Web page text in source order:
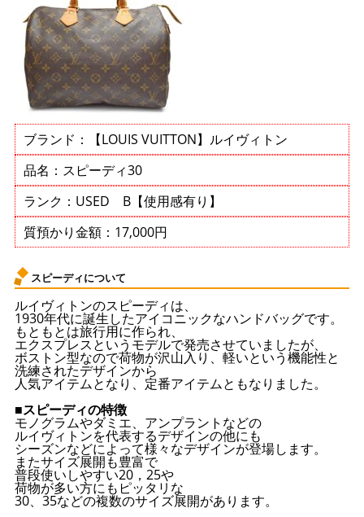
ブランド：【LOUIS VUITTON】ルイヴィトン
品名：スピーディ30
ランク：USED B【使用感有り】
質預かり金額：17,000円
スピーディについて
ルイヴィトンのスピーディは、
1930年代に誕生したアイコニックなハンドバッグです。
もともとは旅行用に作られ、
エクスプレスというモデルで発売させていましたが、
ボストン型なので荷物が沢山入り、軽いという機能性と
洗練されたデザインから
人気アイテムとなり、定番アイテムともなりました。
■スピーディの特徴
モノグラムやダミエ、アンプラントなどの
ルイヴィトンを代表するデザインの他にも
シーズンなどによって様々なデザインが登場します。
またサイズ展開も豊富で
普段使いしやすい20，25や
荷物が多い方にもピッタリな
30、35などの複数のサイズ展開があります。